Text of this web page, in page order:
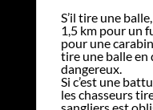
S’il tire une
1,5 km pour un
pour une
tire une balle en
dangereux.
Si c’est une
les chasseurs
sangliers est